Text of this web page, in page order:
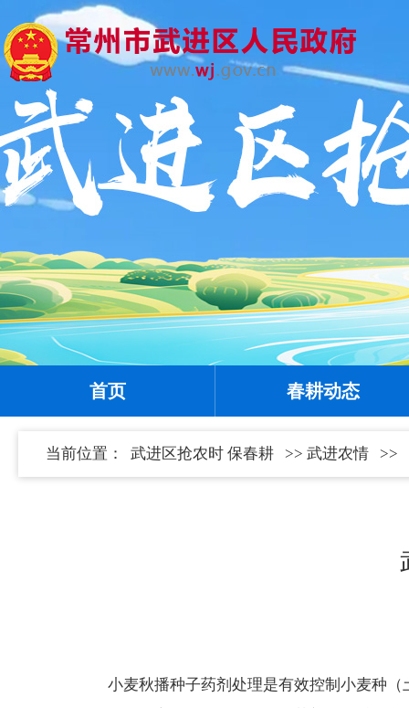
首页 春耕动态
当前位置： 武进区抢农时 保春耕 >> 武进农情 >>
小麦秋播种子药剂处理是有效控制小麦种